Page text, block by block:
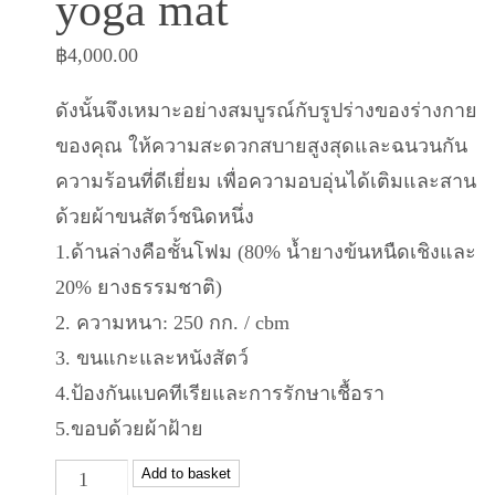
฿4,000.00
ดังนั้นจึงเหมาะอย่างสมบูรณ์กับรูปร่างของร่างกาย
ของคุณ ให้ความสะดวกสบายสูงสุดและฉนวนกัน
ความร้อนที่ดีเยี่ยม เพื่อความอบอุ่นได้เติมและสาน
ด้วยผ้าขนสัตว์ชนิดหนึ่ง
1.ด้านล่างคือชั้นโฟม (80% น้ำยางข้นหนืดเชิงและ
20% ยางธรรมชาติ)
2. ความหนา: 250 กก. / cbm
3. ขนแกะและหนังสัตว์
4.ป้องกันแบคทีเรียและการรักษาเชื้อรา
5.ขอบด้วยผ้าฝ้าย
TURIYA Add to basket